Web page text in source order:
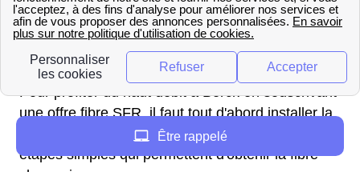
Quelles sont les étapes pour
installer la fibre SFR à Berck ?
Pour profiter du haut débit à Berck en souscrivant
une offre fibre SFR, il faut tout d'abord installer la
fibre optique dans son logement. Voici quelques
étapes simples qui permettent d'obtenir la fibre
Être rappelé